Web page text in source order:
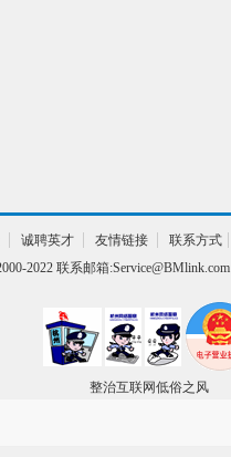
诚聘英才 友情链接 联系方式
2022 联系邮箱:Service@BMlink.com
整治互联网低俗之风